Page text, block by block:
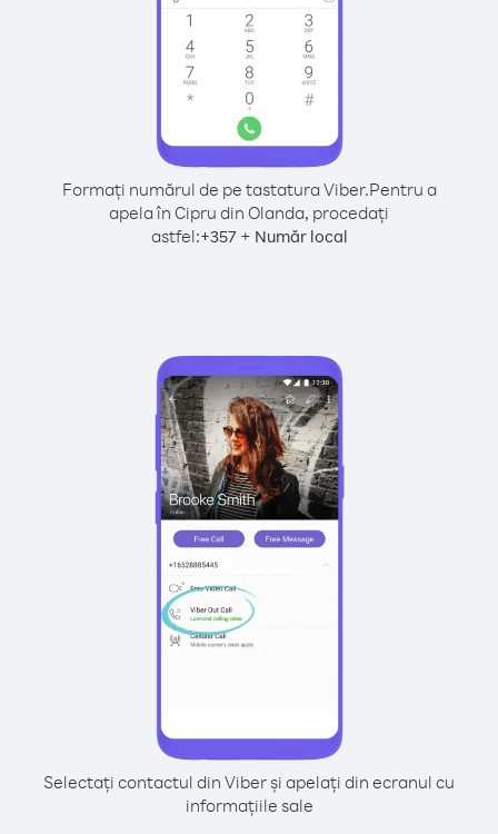
Formați numărul de pe tastatura Viber.Pentru a
apela în Cipru din Olanda, procedați
astfel:+357+ Număr local
Selectați contactul din Viber și apelați din ecranul cu
informațiile sale